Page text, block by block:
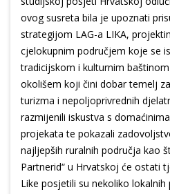
ovog susreta bila je upoznati
strategijom LAG-a LIKA,
cjelokupnim područjem koje se
tradicijskom i kulturnim
okolišem koji čini dobar temelj
turizma i nepoljoprivrednih
razmijenili iskustva s
projekata te pokazali
najljepših ruralnih područja kao
Partnerid“ u Hrvatskoj će ostati
Like posjetili su nekoliko